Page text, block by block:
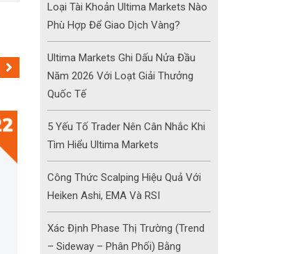
Loại Tài Khoản Ultima Markets Nào
Phù Hợp Để Giao Dịch Vàng?
Ultima Markets Ghi Dấu Nửa Đầu
Năm 2026 Với Loạt Giải Thưởng
Quốc Tế
5 Yếu Tố Trader Nên Cân Nhắc Khi
Tìm Hiểu Ultima Markets
Công Thức Scalping Hiệu Quả Với
Heiken Ashi, EMA Và RSI
Xác Định Phase Thị Trường (Trend
– Sideway – Phân Phối) Bằng